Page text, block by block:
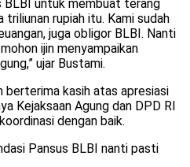
BLBI untuk membuat terang
triliunan rupiah itu. Kami sudah
juga obligor BLBI. Nanti
ijin menyampaikan
ujar Bustami.
berterima kasih atas apresiasi
Kejaksaan Agung dan DPD RI
dengan baik.
Pansus BLBI nanti pasti